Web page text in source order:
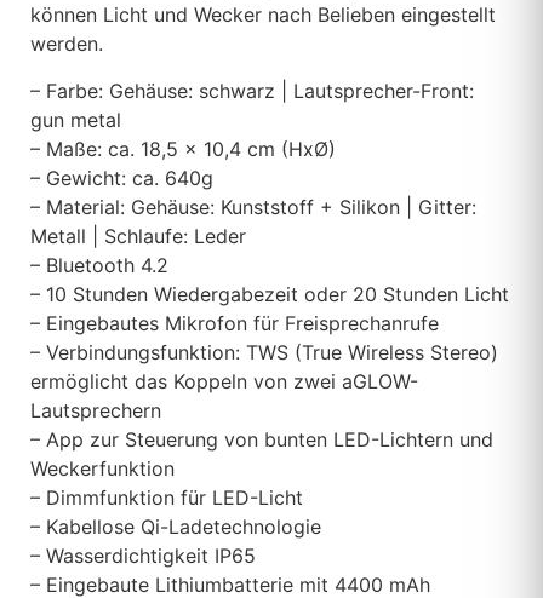
können Licht und Wecker nach Belieben eingestellt
werden.
– Farbe: Gehäuse: schwarz | Lautsprecher-Front:
gun metal
– Maße: ca. 18,5 x 10,4 cm (HxØ)
– Gewicht: ca. 640g
– Material: Gehäuse: Kunststoff + Silikon | Gitter:
Metall | Schlaufe: Leder
– Bluetooth 4.2
– 10 Stunden Wiedergabezeit oder 20 Stunden Licht
– Eingebautes Mikrofon für Freisprechanrufe
– Verbindungsfunktion: TWS (True Wireless Stereo)
ermöglicht das Koppeln von zwei aGLOW-
Lautsprechern
– App zur Steuerung von bunten LED-Lichtern und
Weckerfunktion
– Dimmfunktion für LED-Licht
– Kabellose Qi-Ladetechnologie
– Wasserdichtigkeit IP65
– Eingebaute Lithiumbatterie mit 4400 mAh